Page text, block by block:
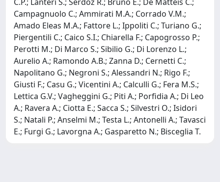
Campagnuolo C.; Ammirati M.A.; Corrado V.M.;
Amado Eleas M.A.; Fattore L.; Ippoliti C.; Turiano G.;
Piergentili C.; Caico S.I.; Chiarella F.; Capogrosso P.;
Perotti M.; Di Marco S.; Sibilio G.; Di Lorenzo L.;
Aurelio A.; Ramondo A.B.; Zanna D.; Cernetti C.;
Napolitano G.; Negroni S.; Alessandri N.; Rigo F.;
Giusti F.; Casu G.; Vicentini A.; Calculli G.; Fera M.S.;
Lettica G.V.; Vagheggini G.; Piti A.; Porfidia A.; Di Leo
A.; Ravera A.; Ciotta E.; Sacca S.; Silvestri O.; Isidori
S.; Natali P.; Anselmi M.; Testa L.; Antonelli A.; Tavasci
E.; Furgi G.; Lavorgna A.; Gasparetto N.; Bisceglia T.